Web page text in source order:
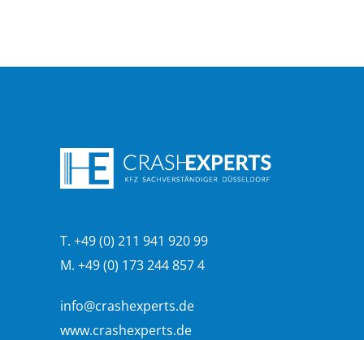
T. +49 (0) 211 941 920 99
M. +49 (0) 173 244 857 4
info@crashexperts.de
www.crashexperts.de